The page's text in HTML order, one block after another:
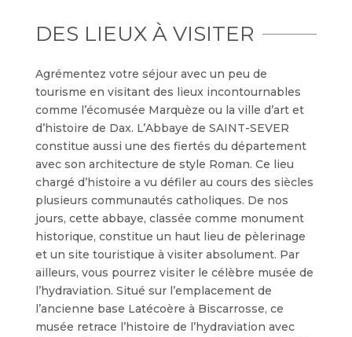
DES LIEUX À VISITER
Agrémentez votre séjour avec un peu de
tourisme en visitant des lieux incontournables
comme l’écomusée Marquèze ou la ville d’art et
d’histoire de Dax. L’Abbaye de SAINT-SEVER
constitue aussi une des fiertés du département
avec son architecture de style Roman. Ce lieu
chargé d’histoire a vu défiler au cours des siècles
plusieurs communautés catholiques. De nos
jours, cette abbaye, classée comme monument
historique, constitue un haut lieu de pèlerinage
et un site touristique à visiter absolument. Par
ailleurs, vous pourrez visiter le célèbre musée de
l’hydraviation. Situé sur l’emplacement de
l’ancienne base Latécoère à Biscarrosse, ce
musée retrace l’histoire de l’hydraviation avec